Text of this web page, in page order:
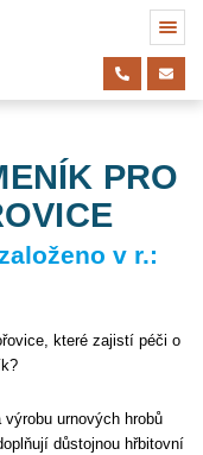
PRO
v r.:
které zajistí péči o
urnových hrobů
důstojnou hřbitovní